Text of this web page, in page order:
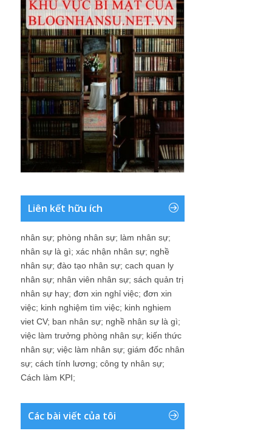
Liên kết hữu ích
nhân sự; phòng nhân sự; làm nhân sự;
nhân sự là gì; xác nhận nhân sự; nghề
nhân sự; đào tạo nhân sự; cach quan ly
nhân sự; nhân viên nhân sự; sách quản trị
nhân sự hay; đơn xin nghỉ việc; đơn xin
việc; kinh nghiệm tìm việc; kinh nghiem
viet CV; ban nhân sự; nghề nhân sự là gì;
việc làm trưởng phòng nhân sự; kiến thức
nhân sự; việc làm nhân sự; giám đốc nhân
sự; cách tính lương; công ty nhân sự;
Cách làm KPI;
Các bài viết của tôi